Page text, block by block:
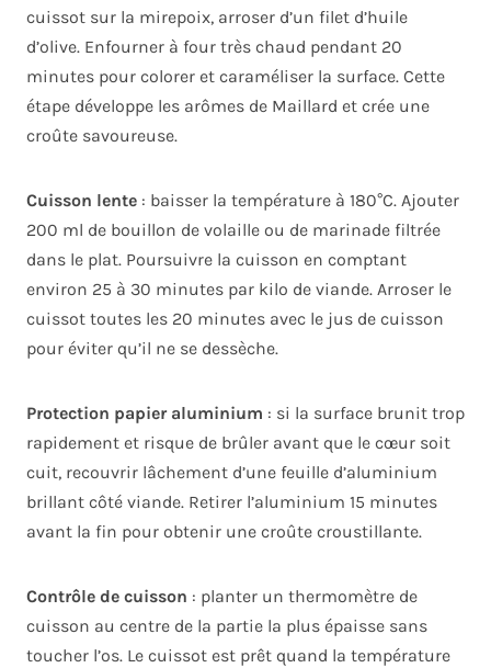
cuissot sur la mirepoix, arroser d’un filet d’huile
d’olive. Enfourner à four très chaud pendant 20
minutes pour colorer et caraméliser la surface. Cette
étape développe les arômes de Maillard et crée une
croûte savoureuse.
Cuisson lente : baisser la température à 180°C. Ajouter
200 ml de bouillon de volaille ou de marinade filtrée
dans le plat. Poursuivre la cuisson en comptant
environ 25 à 30 minutes par kilo de viande. Arroser le
cuissot toutes les 20 minutes avec le jus de cuisson
pour éviter qu’il ne se dessèche.
Protection papier aluminium : si la surface brunit trop
rapidement et risque de brûler avant que le cœur soit
cuit, recouvrir lâchement d’une feuille d’aluminium
brillant côté viande. Retirer l’aluminium 15 minutes
avant la fin pour obtenir une croûte croustillante.
Contrôle de cuisson : planter un thermomètre de
cuisson au centre de la partie la plus épaisse sans
toucher l’os. Le cuissot est prêt quand la température